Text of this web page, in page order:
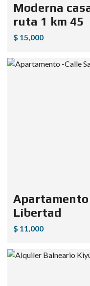
Moderna
ruta 1 km 45
$ 15,000
Apartamento
Libertad
$ 11,000